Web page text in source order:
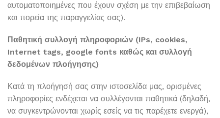
αυτοματοποιημένες που έχουν σχέση με την επιβεβαίωση
και πορεία της παραγγελίας σας).
Παθητική συλλογή πληροφοριών (IPs, cookies,
Internet tags, google fonts καθώς και συλλογή
δεδομένων πλοήγησης)
Κατά τη πλοήγησή σας στην ιστοσελίδα μας, ορισμένες
πληροφορίες ενδέχεται να συλλέγονται παθητικά (δηλαδή,
να συγκεντρώνονται χωρίς εσείς να τις παρέχετε ενεργά),